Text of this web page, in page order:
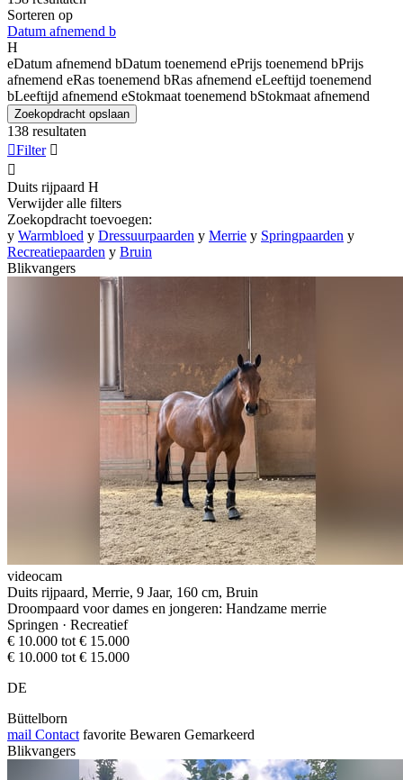
Sorteren op
Datum afnemend b
H
eDatum afnemend bDatum toenemend ePrijs toenemend bPrijs
afnemend eRas toenemend bRas afnemend eLeeftijd toenemend
bLeeftijd afnemend eStokmaat toenemend bStokmaat afnemend
Zoekopdracht opslaan
138 resultaten
Filter 

Duits rijpaard H
Verwijder alle filters
Zoekopdracht toevoegen:
y Warmbloed y Dressuurpaarden y Merrie y Springpaarden y
Recreatiepaarden y Bruin
Blikvangers
videocam
Duits rijpaard, Merrie, 9 Jaar, 160 cm, Bruin
Droompaard voor dames en jongeren: Handzame merrie
Springen · Recreatief
€ 10.000 tot € 15.000
€ 10.000 tot € 15.000
DE
Büttelborn
mail Contact favorite Bewaren Gemarkeerd
Blikvangers